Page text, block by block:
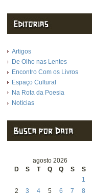
Artigos
De Olho nas Lentes
Encontro Com os Livros
Espaço Cultural
Na Rota da Poesia
Notícias
agosto 2026
D
S T Q Q S
S
1
2
3 4 5 6 7
8